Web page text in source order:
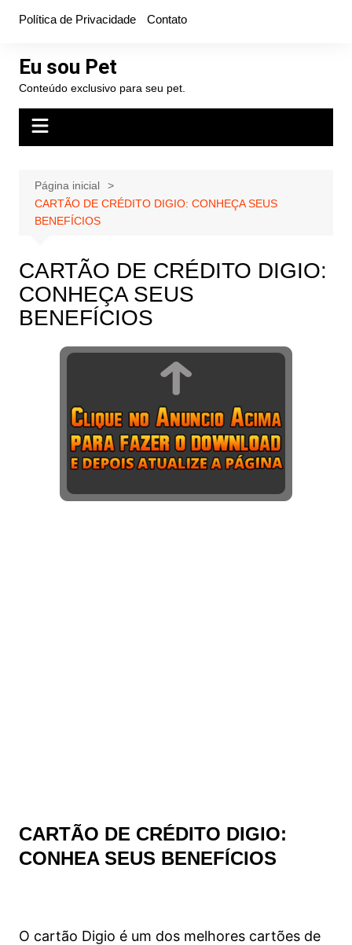
conteúdo
Política de Privacidade Contato
Eu sou Pet
Conteúdo exclusivo para seu pet.
Página inicial
CARTÃO DE CRÉDITO DIGIO: CONHEÇA SEUS
BENEFÍCIOS
CARTÃO DE CRÉDITO DIGIO:
CONHEÇA SEUS
BENEFÍCIOS
CARTÃO DE CRÉDITO DIGIO:
CONHEA SEUS BENEFÍCIOS
O cartão Digio é um dos melhores cartões de